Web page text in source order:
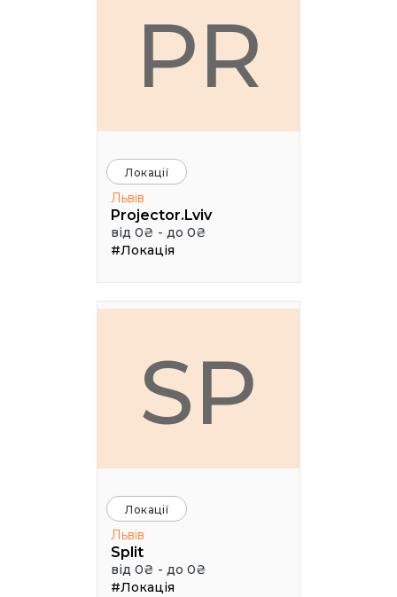
PR
Локації
Львів
Projector.Lviv
від 0₴ - до 0₴
#Локація
SP
Локації
Львів
Split
від 0₴ - до 0₴
#Локація